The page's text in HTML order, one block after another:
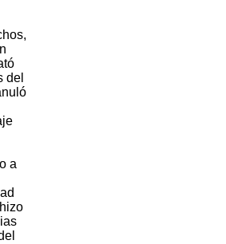
del
a